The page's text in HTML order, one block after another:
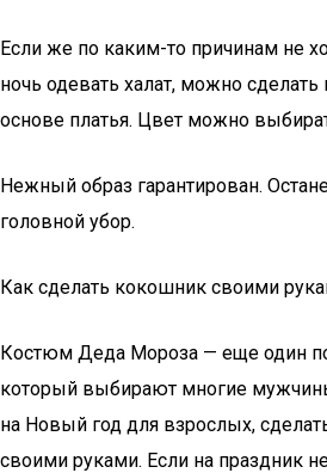
Если же по каким-то причинам не
ночь одевать халат, можно
основе платья. Цвет можно
Нежный образ гарантирован.
головной убор.
Как сделать кокошник своими
Костюм Деда Мороза — еще один
который выбирают многие
на Новый год для взрослых,
своими руками. Если на праздник